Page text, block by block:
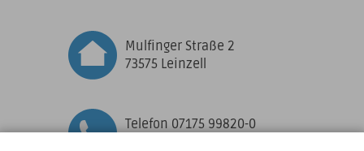
Mulfinger Straße 2
73575 Leinzell
Telefon 07175 99820-0